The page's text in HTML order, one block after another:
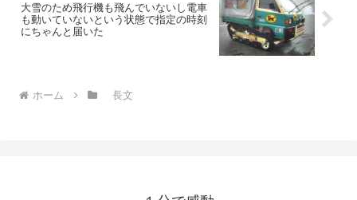
大雪のため飛行機も飛んでいないし電車
も動いていないという状態で指定の時刻
にちゃんと届いた
ホーム 長文